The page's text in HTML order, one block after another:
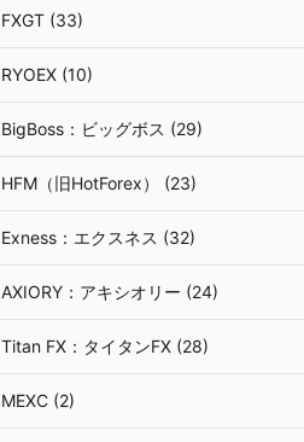
FXGT (33)
RYOEX (10)
BigBoss：ビッグボス (29)
HFM（旧HotForex） (23)
Exness：エクスネス (32)
AXIORY：アキシオリー (24)
Titan FX：タイタンFX (28)
MEXC (2)